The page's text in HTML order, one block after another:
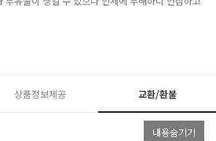
상품정보제공 교환/환불
내용숨기기